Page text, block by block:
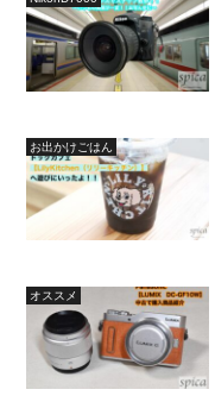
お出かけごはん
オススメ